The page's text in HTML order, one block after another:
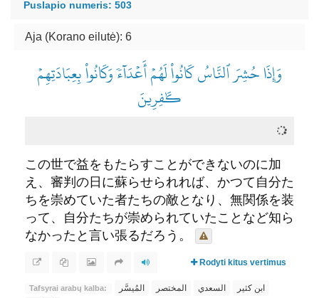
Puslapio numeris: 503
Aja (Korano eilutė): 6
وَإِذَا حُشِرَ ٱلنَّاسُ كَانُواْ لَهُمۡ أَعۡدَآءٗ وَكَانُواْ بِعِبَادَتِهِمۡ
كَٰفِرِينَ
この世で益をもたらすことができないのに加
え、審判の日に蘇らせられれば、かつて自分た
ちを崇めていた者たちの敵となり、無関係を装
って、自分たちが崇められていたことなど知ら
なかったと言い張るだろう。
Rodyti kitus vertimus
Tafsyrai arabų kalba: المُيسَّر المختصر السعدي
ابن كثير